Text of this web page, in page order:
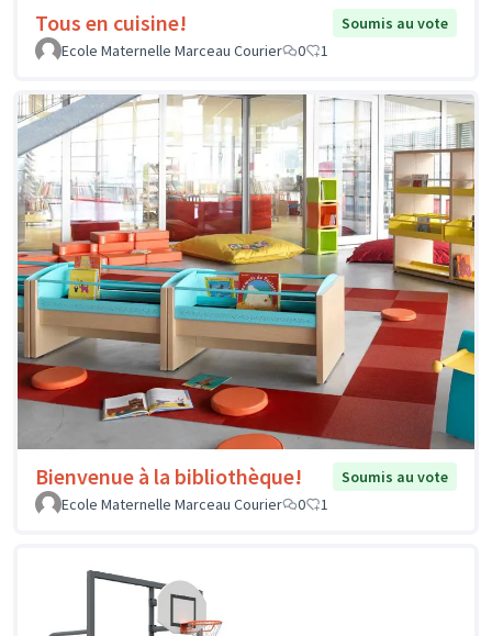
Tous en cuisine!
Soumis au vote
Ecole Maternelle Marceau Courier
0 1
Bienvenue à la bibliothèque!
Soumis au vote
Ecole Maternelle Marceau Courier
0 1